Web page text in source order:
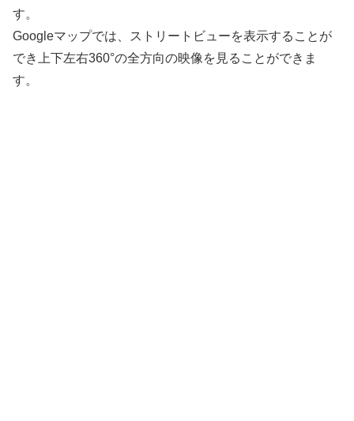
す。
Googleマップでは、ストリートビューを表示することが
でき上下左右360°の全方向の映像を見ることができま
す。